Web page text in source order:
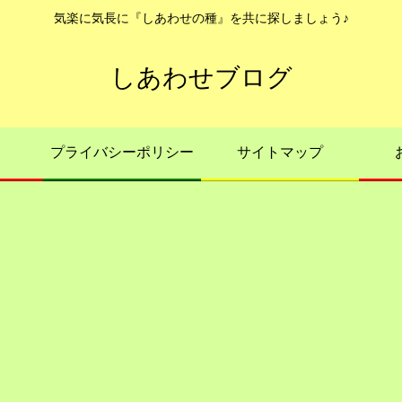
気楽に気長に『しあわせの種』を共に探しましょう♪
しあわせブログ
プライバシーポリシー サイトマップ